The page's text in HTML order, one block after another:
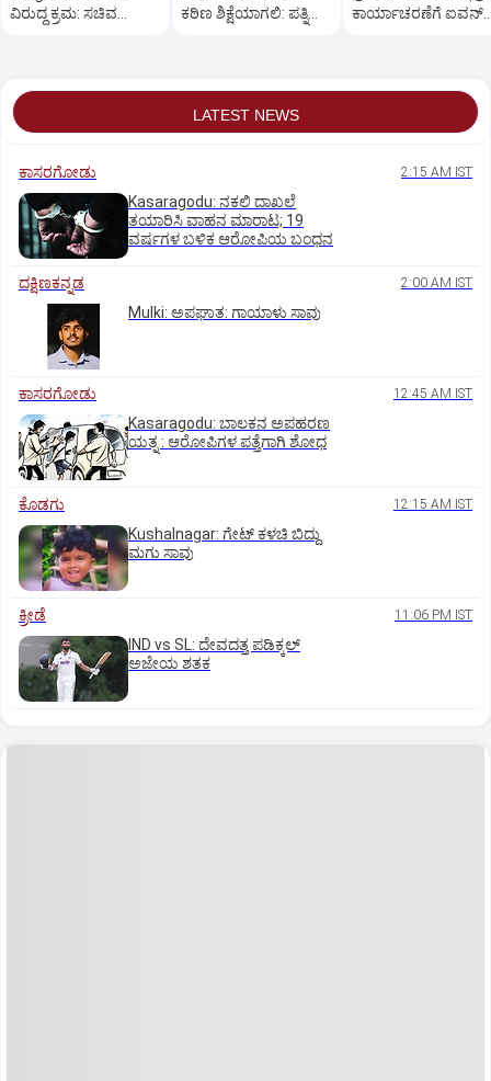
ವಿರುದ್ಧ ಕ್ರಮ: ಸಚಿವ
ಕಠಿಣ ಶಿಕ್ಷೆಯಾಗಲಿ: ಪತ್ನಿ
ಕಾರ್ಯಾಚರಣೆಗೆ ಐವನ್
LATEST NEWS
ಕಾಸರಗೋಡು 2:15 AM IST
Kasaragodu: ನಕಲಿ ದಾಖಲೆ
ತಯಾರಿಸಿ ವಾಹನ ಮಾರಾಟ; 19
ವರ್ಷಗಳ ಬಳಿಕ ಆರೋಪಿಯ ಬಂಧನ
ದಕ್ಷಿಣಕನ್ನಡ 2:00 AM IST
Mulki: ಅಪಘಾತ: ಗಾಯಾಳು ಸಾವು
ಕಾಸರಗೋಡು 12:45 AM IST
Kasaragodu: ಬಾಲಕನ ಅಪಹರಣ
ಯತ್ನ : ಆರೋಪಿಗಳ ಪತ್ತೆಗಾಗಿ ಶೋಧ
ಕೊಡಗು 12:15 AM IST
Kushalnagar: ಗೇಟ್ ಕಳಚಿ ಬಿದ್ದು
ಮಗು ಸಾವು
ಕ್ರೀಡೆ 11:06 PM IST
IND vs SL: ದೇವದತ್ತ ಪಡಿಕ್ಕಲ್‌
ಅಜೇಯ ಶತಕ